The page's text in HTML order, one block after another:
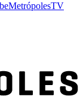
MetrópolesTV